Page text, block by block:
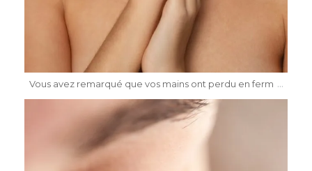
Vous avez remarqué que vos mains ont perdu en ferm ...
dr.katiasalomon